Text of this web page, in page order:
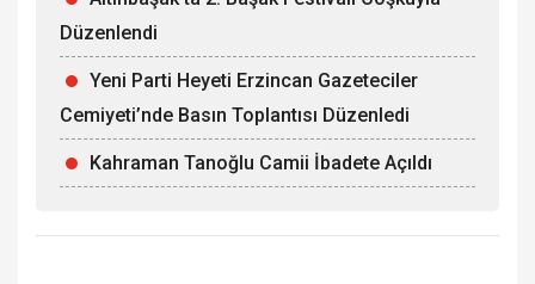
Düzenlendi
Yeni Parti Heyeti Erzincan Gazeteciler
Cemiyeti’nde Basın Toplantısı Düzenledi
Kahraman Tanoğlu Camii İbadete Açıldı